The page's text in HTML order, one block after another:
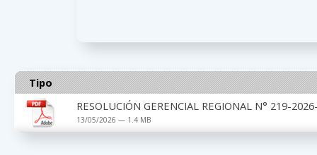
Tipo
RESOLUCIÓN GERENCIAL REGIONAL N° 219-
13/05/2026 — 1.4 MB